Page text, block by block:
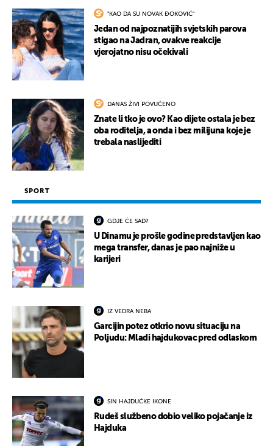
"KAO DA SU NOVAK ĐOKOVIĆ"
Jedan od najpoznatijih svjetskih parova
stigao na Jadran, ovakve reakcije
vjerojatno nisu očekivali
DANAS ŽIVI POVUČENO
Znate li tko je ovo? Kao dijete ostala je bez
oba roditelja, a onda i bez milijuna koje je
trebala naslijediti
SPORT
GDJE ĆE SAD?
U Dinamu je prošle godine predstavljen kao
mega transfer, danas je pao najniže u
karijeri
IZ VEDRA NEBA
Garcijin potez otkrio novu situaciju na
Poljudu: Mladi hajdukovac pred odlaskom
SIN HAJDUČKE IKONE
Rudeš službeno dobio veliko pojačanje iz
Hajduka